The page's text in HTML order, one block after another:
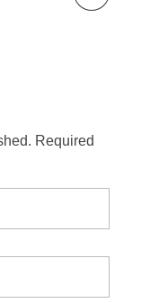
Required